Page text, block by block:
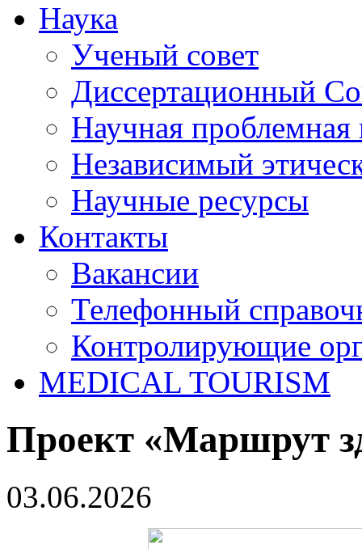
Наука
Ученый совет
Диссертационный
Научная проблемная
Независимый
Научные ресурсы
Контакты
Вакансии
Телефонный
Контролирующие
MEDICAL TOURISM
Проект «Маршрут
03.06.2026